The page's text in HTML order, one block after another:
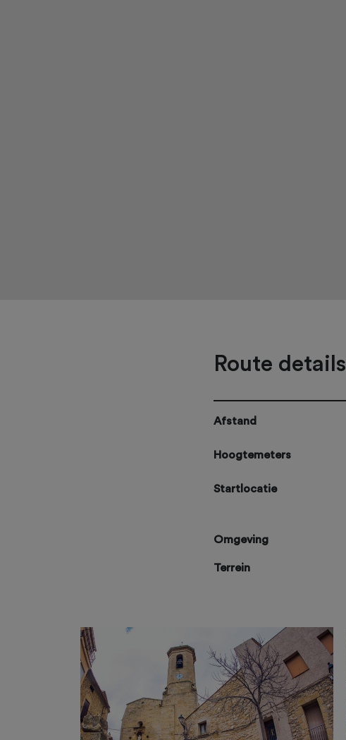
Route details
Afstand
Hoogtemeters
Startlocatie
Omgeving
Terrein